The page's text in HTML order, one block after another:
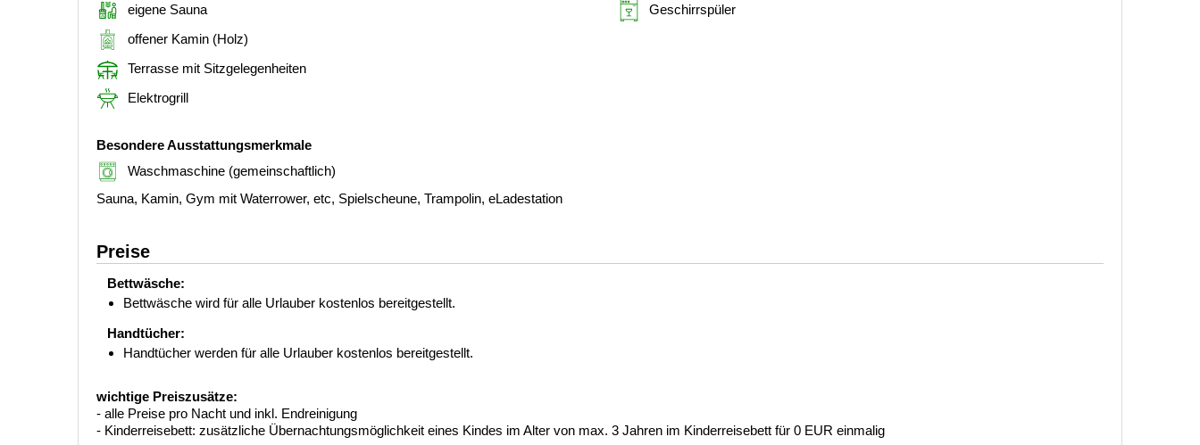
eigene Sauna
offener Kamin (Holz)
Terrasse mit Sitzgelegenheiten
Elektrogrill
Besondere Ausstattungsmerkmale
Waschmaschine (gemeinschaftlich)
Sauna, Kamin, Gym mit Waterrower, etc, Spielscheune, Trampolin, eLadestation
Geschirrspüler
Preise
Bettwäsche:
Bettwäsche wird für alle Urlauber kostenlos bereitgestellt.
Handtücher:
Handtücher werden für alle Urlauber kostenlos bereitgestellt.
wichtige Preiszusätze:
- alle Preise pro Nacht und inkl. Endreinigung
- Kinderreisebett: zusätzliche Übernachtungsmöglichkeit eines Kindes im Alter von max. 3 Jahren im Kinderreisebett für 0 EUR einmalig